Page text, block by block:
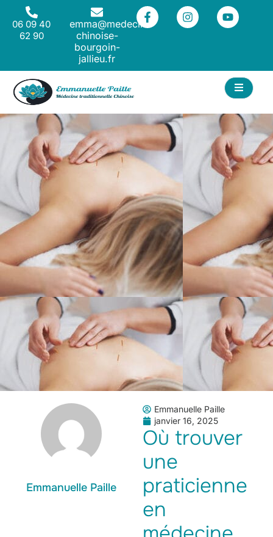
06 09 40
62 90
emma@medecine-
chinoise-
bourgoin-
jallieu.fr
Emmanuelle Paille
Emmanuelle Paille
janvier 16, 2025
Où trouver
une
praticienne
en